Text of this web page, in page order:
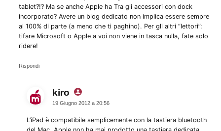
tablet?!? Ma se anche Apple ha Tra gli accessori con dock
incorporato? Avere un blog dedicato non implica essere sempre
al 100% di parte (a meno che ti paghino). Per gli altri “lettori”:
tifare Microsoft o Apple a voi non viene in tasca nulla, fate solo
ridere!
Rispondi
kiro dice:
19 Giugno 2012 a 20:56
L’iPad è compatibile semplicemente con la tastiera bluetooth